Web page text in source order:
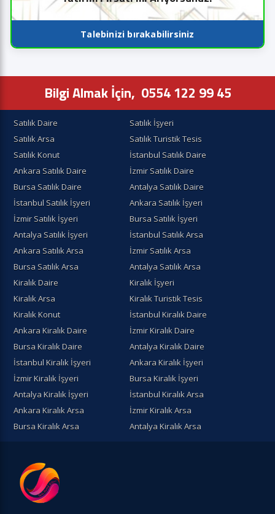
Talebinizi bırakabilirsiniz
Bilgi Almak İçin, 0554 122 99 45
Satılık Daire
Satılık İşyeri
Satılık Arsa
Satılık Turistik Tesis
Satılık Konut
İstanbul Satılık Daire
Ankara Satılık Daire
İzmir Satılık Daire
Bursa Satılık Daire
Antalya Satılık Daire
İstanbul Satılık İşyeri
Ankara Satılık İşyeri
İzmir Satılık İşyeri
Bursa Satılık İşyeri
Antalya Satılık İşyeri
İstanbul Satılık Arsa
Ankara Satılık Arsa
İzmir Satılık Arsa
Bursa Satılık Arsa
Antalya Satılık Arsa
Kiralık Daire
Kiralık İşyeri
Kiralık Arsa
Kiralık Turistik Tesis
Kiralık Konut
İstanbul Kiralık Daire
Ankara Kiralık Daire
İzmir Kiralık Daire
Bursa Kiralık Daire
Antalya Kiralık Daire
İstanbul Kiralık İşyeri
Ankara Kiralık İşyeri
İzmir Kiralık İşyeri
Bursa Kiralık İşyeri
Antalya Kiralık İşyeri
İstanbul Kiralık Arsa
Ankara Kiralık Arsa
İzmir Kiralık Arsa
Bursa Kiralık Arsa
Antalya Kiralık Arsa